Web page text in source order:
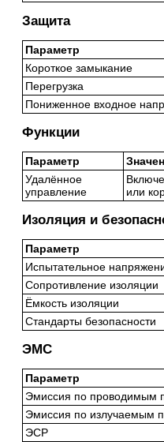
Защита
Параметр
Короткое замыкание
Перегрузка
Пониженное входное
Функции
Параметр
Удалённое
управление
или
Изоляция и
Параметр
Испытательное
Сопротивление изоляции
Ёмкость изоляции
Стандарты безопасности
ЭМС
Параметр
Эмиссия по проводимым
Эмиссия по излучаемым
ЭСР